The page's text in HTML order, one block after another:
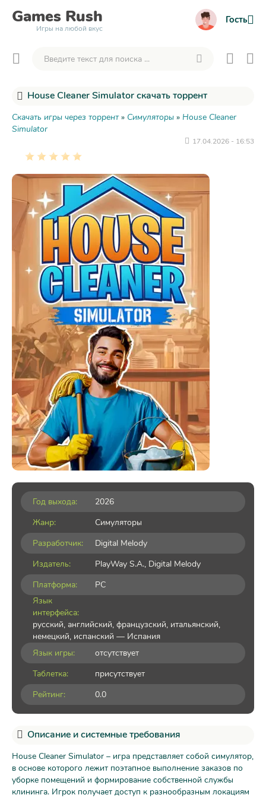
Games Rush
Игры на любой вкус
Гость
House Cleaner Simulator скачать торрент
Скачать игры через торрент» Симуляторы » House Cleaner
Simulator
17.04.2026 - 16:53
Год выхода:
2026
Жанр:
Симуляторы
Разработчик:
Digital Melody
Издатель:
PlayWay S.A., Digital Melody
Платформа:
PC
Язык
интерфейса:
русский, английский, французский, итальянский,
немецкий, испанский — Испания
Язык игры:
отсутствует
Таблетка:
присутствует
Рейтинг:
0.0
Описание и системные требования
House Cleaner Simulator – игра представляет собой симулятор,
в основе которого лежит поэтапное выполнение заказов по
уборке помещений и формирование собственной службы
клининга. Игрок получает доступ к разнообразным локациям